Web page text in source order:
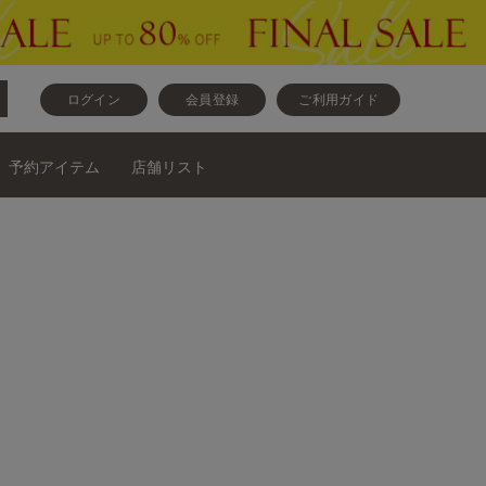
ログイン 会員登録 ご利用ガイド
予約アイテム 店舗リスト